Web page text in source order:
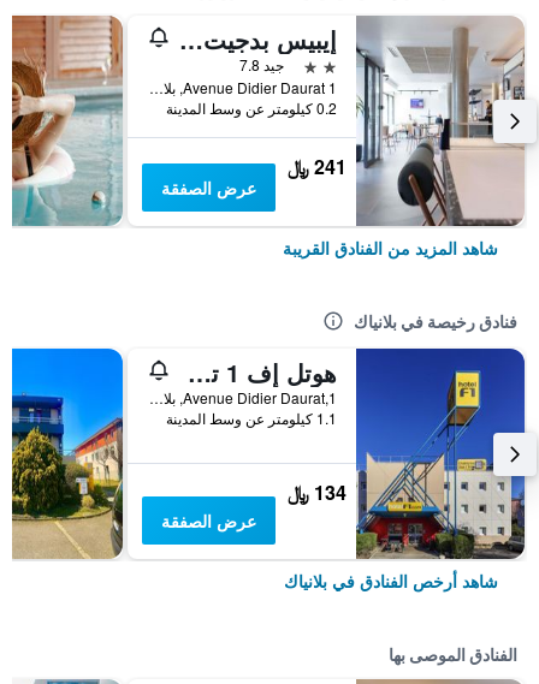
إيبيس بدجيت تولوس بلانياك أيروبورت
2 نجمتين
جيد 7.8
1 Avenue Didier Daurat, بلانياك, إقليم غارون العليا, فرنسا
0.2 كيلومتر عن وسط المدينة
241 ﷼
عرض الصفقة
شاهد المزيد من الفنادق القريبة
فنادق رخيصة في بلانياك
هوتل إف 1 تولوز أيروبور
1,Avenue Didier Daurat, بلانياك, إقليم غارون العليا, فرنسا
1.1 كيلومتر عن وسط المدينة
134 ﷼
عرض الصفقة
شاهد أرخص الفنادق في بلانياك
الفنادق الموصى بها